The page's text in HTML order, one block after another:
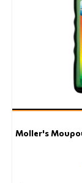
Moller's